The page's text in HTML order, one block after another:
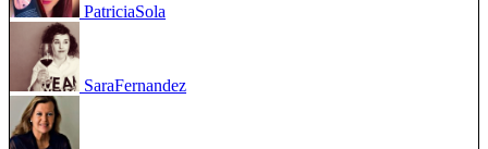
PatriciaSola
SaraFernandez